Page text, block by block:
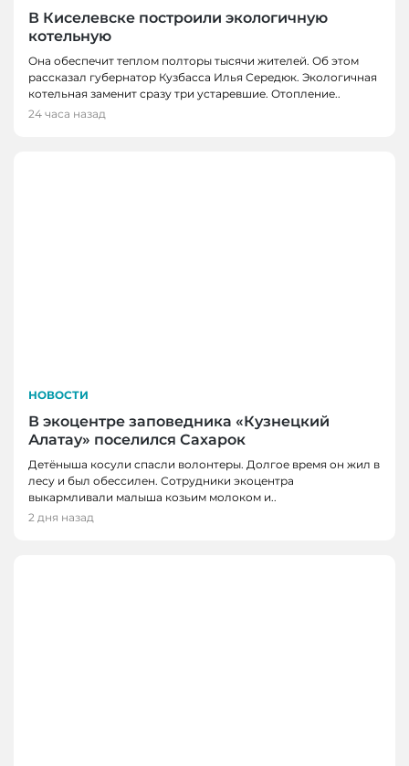
В Киселевске построили экологичную
котельную
Она обеспечит теплом полторы тысячи жителей. Об этом
рассказал губернатор Кузбасса Илья Середюк. Экологичная
котельная заменит сразу три устаревшие. Отопление..
24 часа назад
НОВОСТИ
В экоцентре заповедника «Кузнецкий
Алатау» поселился Сахарок
Детёныша косули спасли волонтеры. Долгое время он жил в
лесу и был обессилен. Сотрудники экоцентра
выкармливали малыша козьим молоком и..
2 дня назад